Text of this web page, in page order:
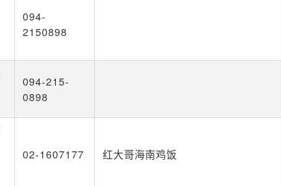
094-
2150898
094-215-
0898
02-1607177 红大哥海南鸡饭